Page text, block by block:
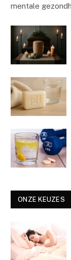
mentale
ONZE KEUZES